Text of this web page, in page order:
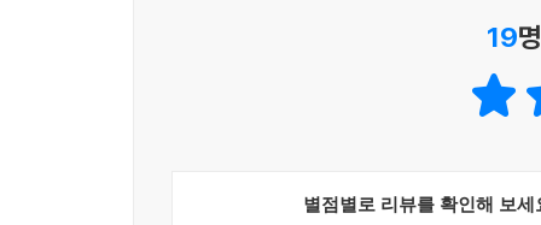
이 책에서 가장 놀라게 되는 부분은 직급이나 나
이곳의 화법은 실용과 관용이다. 학장은 암
거추장스러울 뿐이다. 선생과 학생 모두 서로에
19
별점별로 리뷰를 확인해 보세